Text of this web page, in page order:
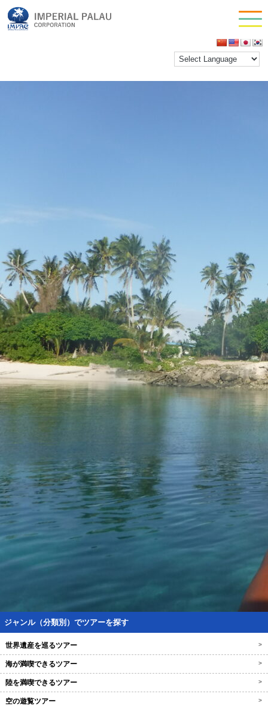
DSCF0043
inpactestuser |2023年11月3日
ジャンル（分類別）でツアーを探す
世界遺産を巡るツアー >
海が満喫できるツアー >
陸を満喫できるツアー >
空の遊覧ツアー >